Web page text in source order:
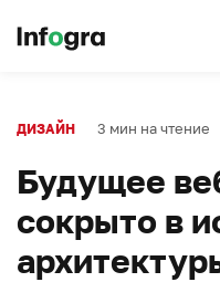
ДИЗАЙН 3 мин на чтение
Будущее
сокрыто в